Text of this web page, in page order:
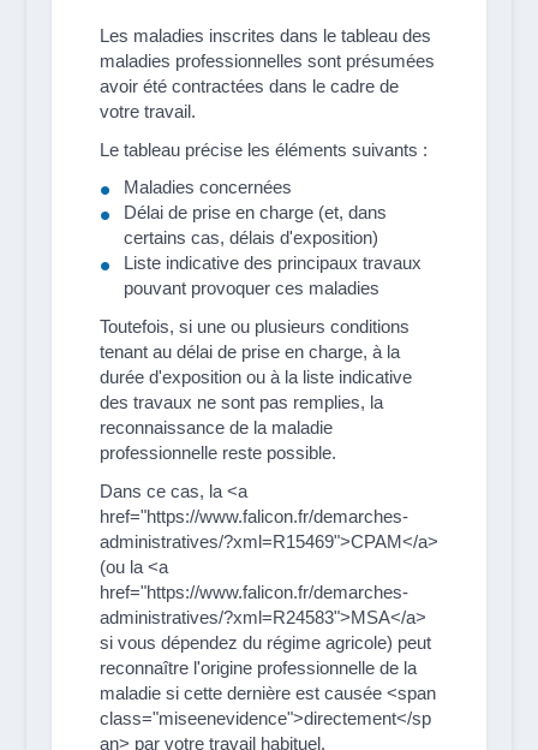
Les maladies inscrites dans le tableau des
maladies professionnelles sont présumées
avoir été contractées dans le cadre de
votre travail.
Le tableau précise les éléments suivants :
Maladies concernées
Délai de prise en charge (et, dans
certains cas, délais d'exposition)
Liste indicative des principaux travaux
pouvant provoquer ces maladies
Toutefois, si une ou plusieurs conditions
tenant au délai de prise en charge, à la
durée d'exposition ou à la liste indicative
des travaux ne sont pas remplies, la
reconnaissance de la maladie
professionnelle reste possible.
Dans ce cas, la <a
href="https://www.falicon.fr/demarches-
administratives/?xml=R15469">CPAM</a>
(ou la <a
href="https://www.falicon.fr/demarches-
administratives/?xml=R24583">MSA</a>
si vous dépendez du régime agricole) peut
reconnaître l'origine professionnelle de la
maladie si cette dernière est causée <span
class="miseenevidence">directement</sp
an> par votre travail habituel.